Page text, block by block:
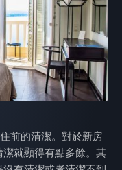
前的清潔。對於新房
就顯得有點多餘。其